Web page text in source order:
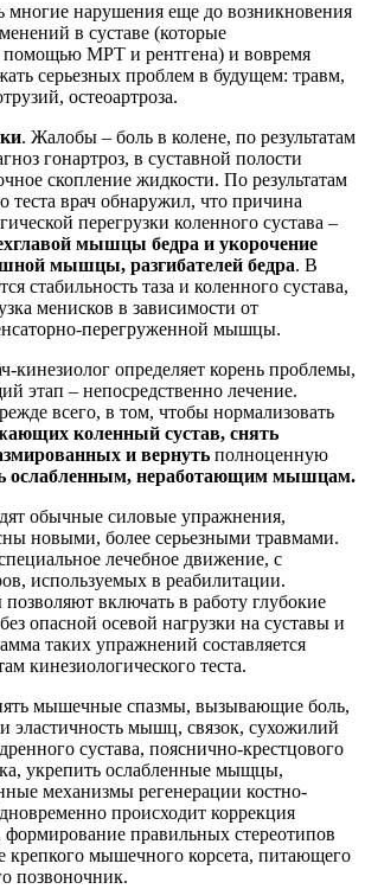
нарушения еще до возникновения
в суставе (которые
помощью МРТ и рентгена) и вовремя
серьезных проблем в будущем: травм,
остеоартроза.
. Жалобы – боль в колене, по результатам
гонартроз, в суставной полости
скопление жидкости. По результатам
теста врач обнаружил, что причина
перегрузки коленного сустава –
мышцы бедра и укорочение
мышцы, разгибателей бедра. В
стабильность таза и коленного сустава,
менисков в зависимости от
перегруженной мышцы.
кинезиолог определяет корень проблемы,
этап – непосредственно лечение.
всего, в том, чтобы нормализовать
коленный сустав, снять
и вернуть полноценную
ослабленным, неработающим мышцам.
обычные силовые упражнения,
новыми, более серьезными травмами.
лечебное движение, с
используемых в реабилитации.
включать в работу глубокие
опасной осевой нагрузки на суставы и
таких упражнений составляется
кинезиологического теста.
мышечные спазмы, вызывающие боль,
эластичность мышц, связок, сухожилий
сустава, пояснично-крестцового
укрепить ослабленные мыщцы,
механизмы регенерации костно-
происходит коррекция
правильных стереотипов
крепкого мышечного корсета, питающего
позвоночник.